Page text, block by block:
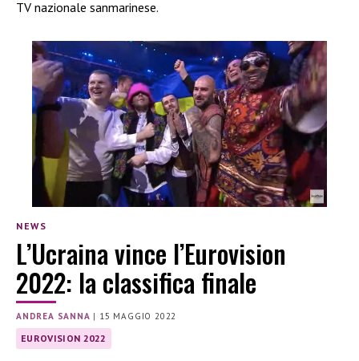
TV nazionale sanmarinese.
NEWS
L’Ucraina vince l’Eurovision
2022: la classifica finale
ANDREA SANNA | 15 MAGGIO 2022
EUROVISION 2022